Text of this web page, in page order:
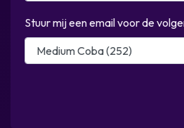
Stuur mij een email voor de